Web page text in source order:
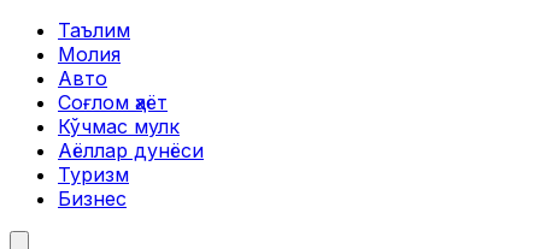
Таълим
Молия
Авто
Соғлом ҳаёт
Кўчмас мулк
Аёллар дунёси
Туризм
Бизнес